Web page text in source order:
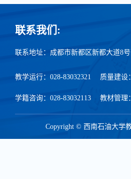
联系我们:
联系地址：成都市新都区新都大道8
教学运行：028-83032321 质量建设
学籍咨询：028-83032113 教材管理
Copyright © 西南石油大学